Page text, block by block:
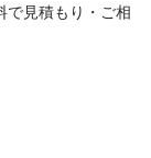
で見積もり・ご相